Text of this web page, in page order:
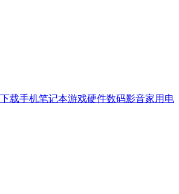
下载手机笔记本游戏硬件数码影音家用电